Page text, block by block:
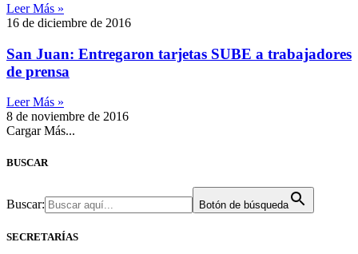
Leer Más »
16 de diciembre de 2016
San Juan: Entregaron tarjetas SUBE a trabajadores
de prensa
Leer Más »
8 de noviembre de 2016
Cargar Más...
BUSCAR
Buscar: Botón de búsqueda
SECRETARÍAS